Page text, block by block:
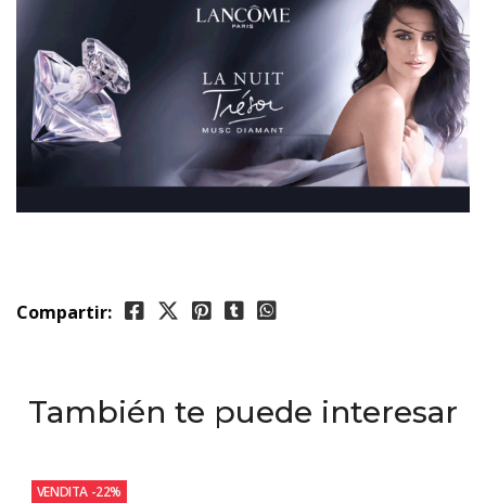
Compartir:
También te puede interesar
VENDITA -22%